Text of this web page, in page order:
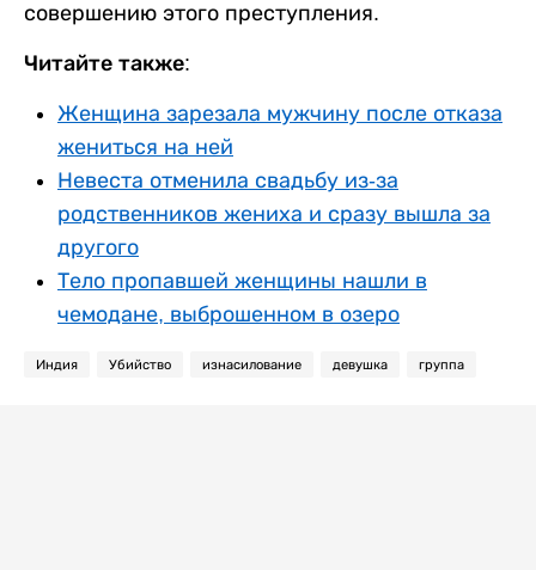
совершению этого преступления.
Читайте также:
Женщина зарезала мужчину после отказа
жениться на ней
Невеста отменила свадьбу из-за
родственников жениха и сразу вышла за
другого
Тело пропавшей женщины нашли в
чемодане, выброшенном в озеро
Индия Убийство изнасилование девушка группа